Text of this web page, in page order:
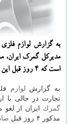
به گزارش لوازم
مدیركل گمرك ایران،
است كه ۴ روز قبل این وزارتخانه صادرات مرغ را ممنوع اعلام نموده بود.
به گزارش لوازم
تجارت در حالی با
گمرك ایران از لغو
مذكور ۴ روز قبل